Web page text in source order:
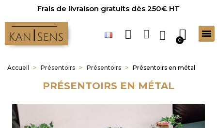
Frais de livraison gratuits dès 250€ HT
Accueil Présentoirs Présentoirs Présentoirs en métal
PRÉSENTOIRS EN MÉTAL